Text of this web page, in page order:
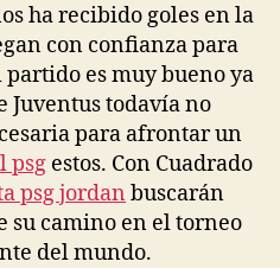
ha recibido goles en la
con confianza para
es muy bueno ya
Juventus todavía no
para afrontar un
psg estos. Con Cuadrado
psg jordan buscarán
su camino en el torneo
del mundo.